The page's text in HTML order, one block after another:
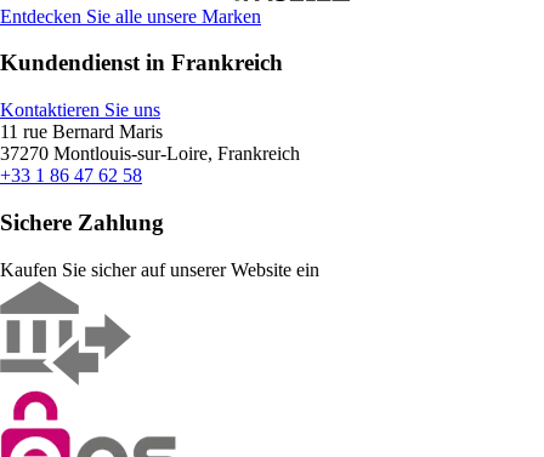
Entdecken Sie alle unsere Marken
Kundendienst in Frankreich
Kontaktieren Sie uns
11 rue Bernard Maris
37270 Montlouis-sur-Loire, Frankreich
+33 1 86 47 62 58
Sichere Zahlung
Kaufen Sie sicher auf unserer Website ein